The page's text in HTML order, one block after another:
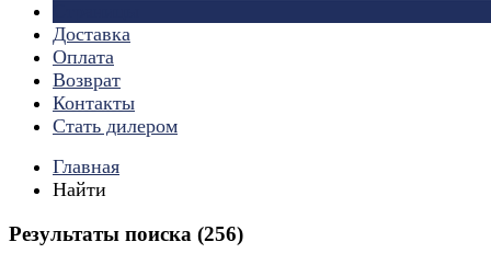
Доставка
Оплата
Возврат
Контакты
Стать дилером
Главная
Найти
Результаты поиска (256)